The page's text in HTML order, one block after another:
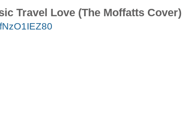
Travel Love (The Moffatts Cover)